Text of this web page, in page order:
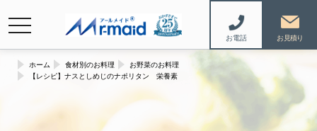
お電話
navigation
ホーム 食材別のお料理
お野菜のお料理
【レシピ】ナスとしめじのナポリタン 栄養素